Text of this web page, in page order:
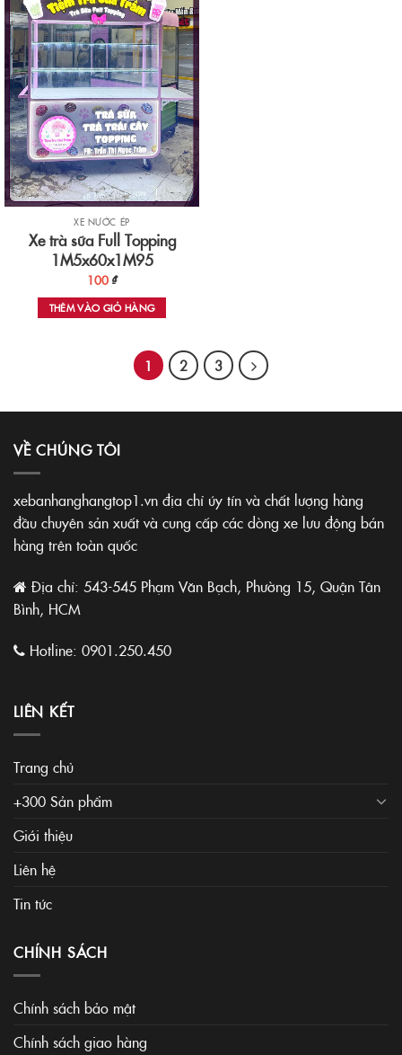
XE NƯỚC ÉP
Xe trà sữa Full Topping
1M5x60x1M95
100 ₫
THÊM VÀO GIỎ HÀNG
1 2 3
VỀ CHÚNG TÔI
xebanhanghangtop1.vn địa chỉ úy tín và chất lượng hàng
đầu chuyên sản xuất và cung cấp các dòng xe lưu động bán
hàng trên toàn quốc
Địa chỉ: 543-545 Phạm Văn Bạch, Phường 15, Quận Tân
Bình, HCM
Hotline: 0901.250.450
LIÊN KẾT
Trang chủ
+300 Sản phẩm
Giới thiệu
Liên hệ
Tin tức
CHÍNH SÁCH
Chính sách bảo mật
Chính sách giao hàng